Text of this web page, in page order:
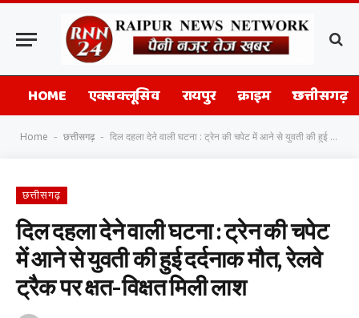
HOME एक्सक्लूसिव रायपुर क्राइम छत्तीसगढ़
Home - छत्तीसगढ़ - दिल दहला देने वाली घटना : ट्रेन की चपेट में आने से युवती की हुई दर्दनाक मौत, रेलवे ट्रैक पर क्षत-विक्षत मिली लाश
छत्तीसगढ़
दिल दहला देने वाली घटना : ट्रेन की चपेट
में आने से युवती की हुई दर्दनाक मौत, रेलवे
ट्रैक पर क्षत-विक्षत मिली लाश